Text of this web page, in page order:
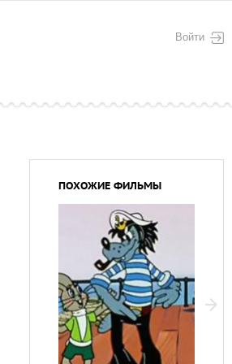
Войти
ПОХОЖИЕ ФИЛЬМЫ